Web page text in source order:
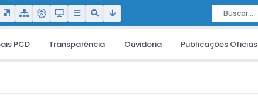
PCD Transparência Ouvidoria Publicações Oficias